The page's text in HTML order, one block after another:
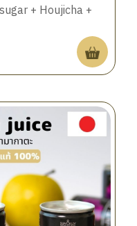
+ Houjicha +